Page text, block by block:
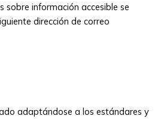
sobre información accesible se
dirección de correo
adaptándose a los estándares y